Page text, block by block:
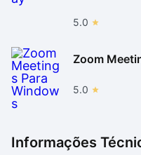
5.0
Zoom
5.0
Informações